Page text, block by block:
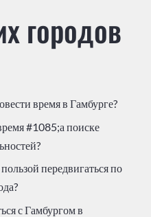
городов
время в Гамбурге?
#1085;а поиске
передвигаться по
с Гамбургом в